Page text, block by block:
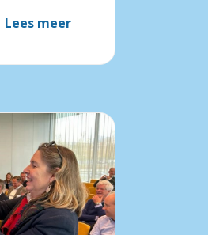
Lees meer